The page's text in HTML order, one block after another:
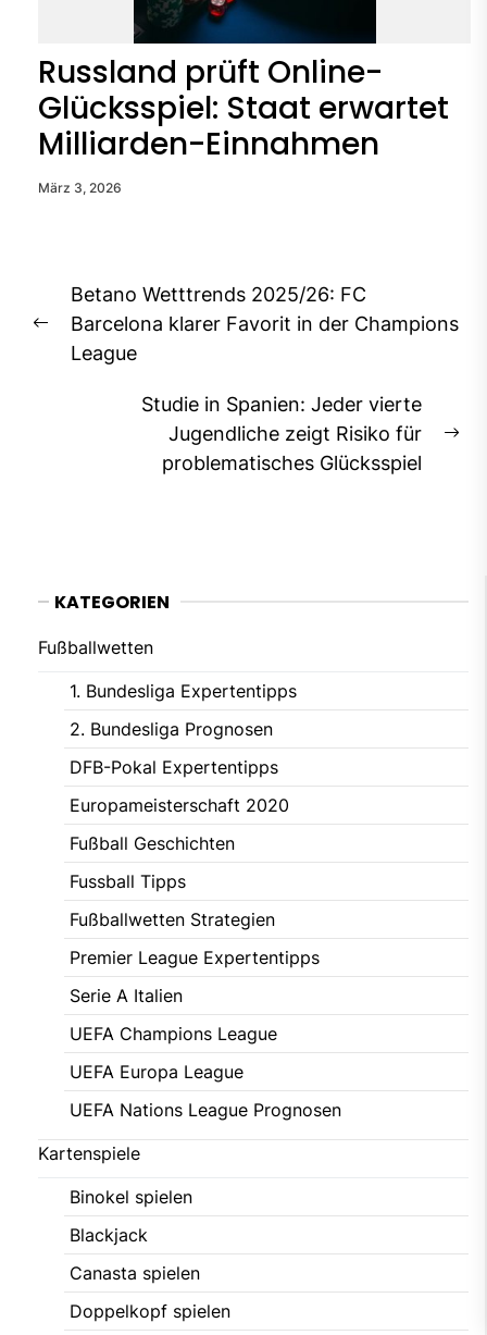
Russland prüft Online-
Glücksspiel: Staat erwartet
Milliarden-Einnahmen
März 3, 2026
Beitragsnavigation
Previous
post:
Betano Wetttrends 2025/26: FC
Barcelona klarer Favorit in der Champions
League
Studie in Spanien: Jeder vierte
Jugendliche zeigt Risiko für
problematisches Glücksspiel
KATEGORIEN
Fußballwetten
1. Bundesliga Expertentipps
2. Bundesliga Prognosen
DFB-Pokal Expertentipps
Europameisterschaft 2020
Fußball Geschichten
Fussball Tipps
Fußballwetten Strategien
Premier League Expertentipps
Serie A Italien
UEFA Champions League
UEFA Europa League
UEFA Nations League Prognosen
Kartenspiele
Binokel spielen
Blackjack
Canasta spielen
Doppelkopf spielen